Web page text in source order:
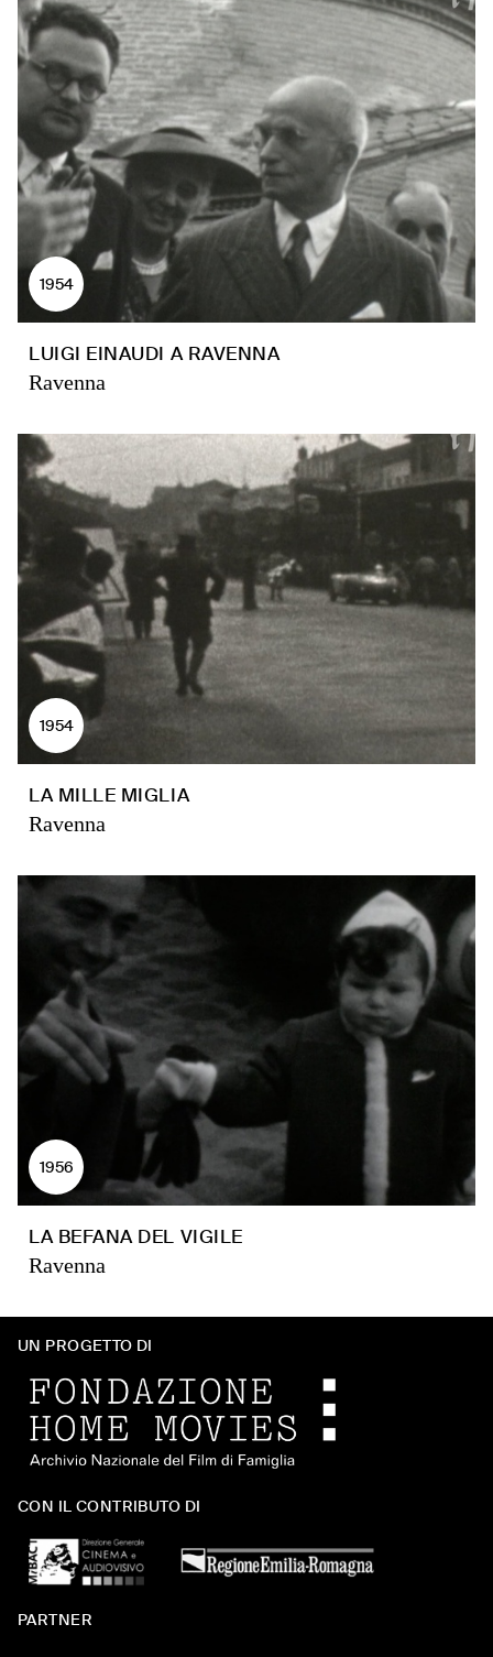
1954
LUIGI EINAUDI A RAVENNA
Ravenna
1954
LA MILLE MIGLIA
Ravenna
1956
LA BEFANA DEL VIGILE
Ravenna
UN PROGETTO DI
CON IL CONTRIBUTO DI
PARTNER